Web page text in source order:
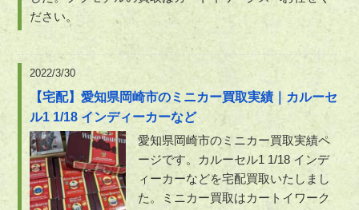
ださい。
2022/3/30
【宅配】愛知県岡崎市のミニカー買取実績｜カルーセ
ル1 1/18 インディーカーなど
愛知県岡崎市のミニカー買取実績ペ
ージです。カルーセル1 1/18 インデ
ィーカーなどを宅配買取いたしまし
た。ミニカー買取はカートイワーク